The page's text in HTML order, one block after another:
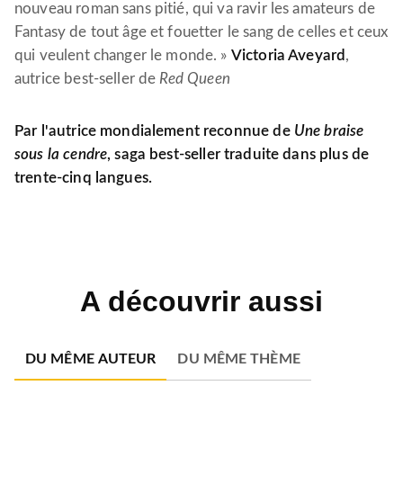
nouveau roman sans pitié, qui va ravir les amateurs de
Fantasy de tout âge et fouetter le sang de celles et ceux
qui veulent changer le monde. » Victoria Aveyard ,
autrice best-seller de Red Queen
Par l'autrice mondialement reconnue de Une braise
sous la cendre, saga best-seller traduite dans plus de
trente-cinq langues.
A découvrir aussi
DU MÊME AUTEUR DU MÊME THÈME